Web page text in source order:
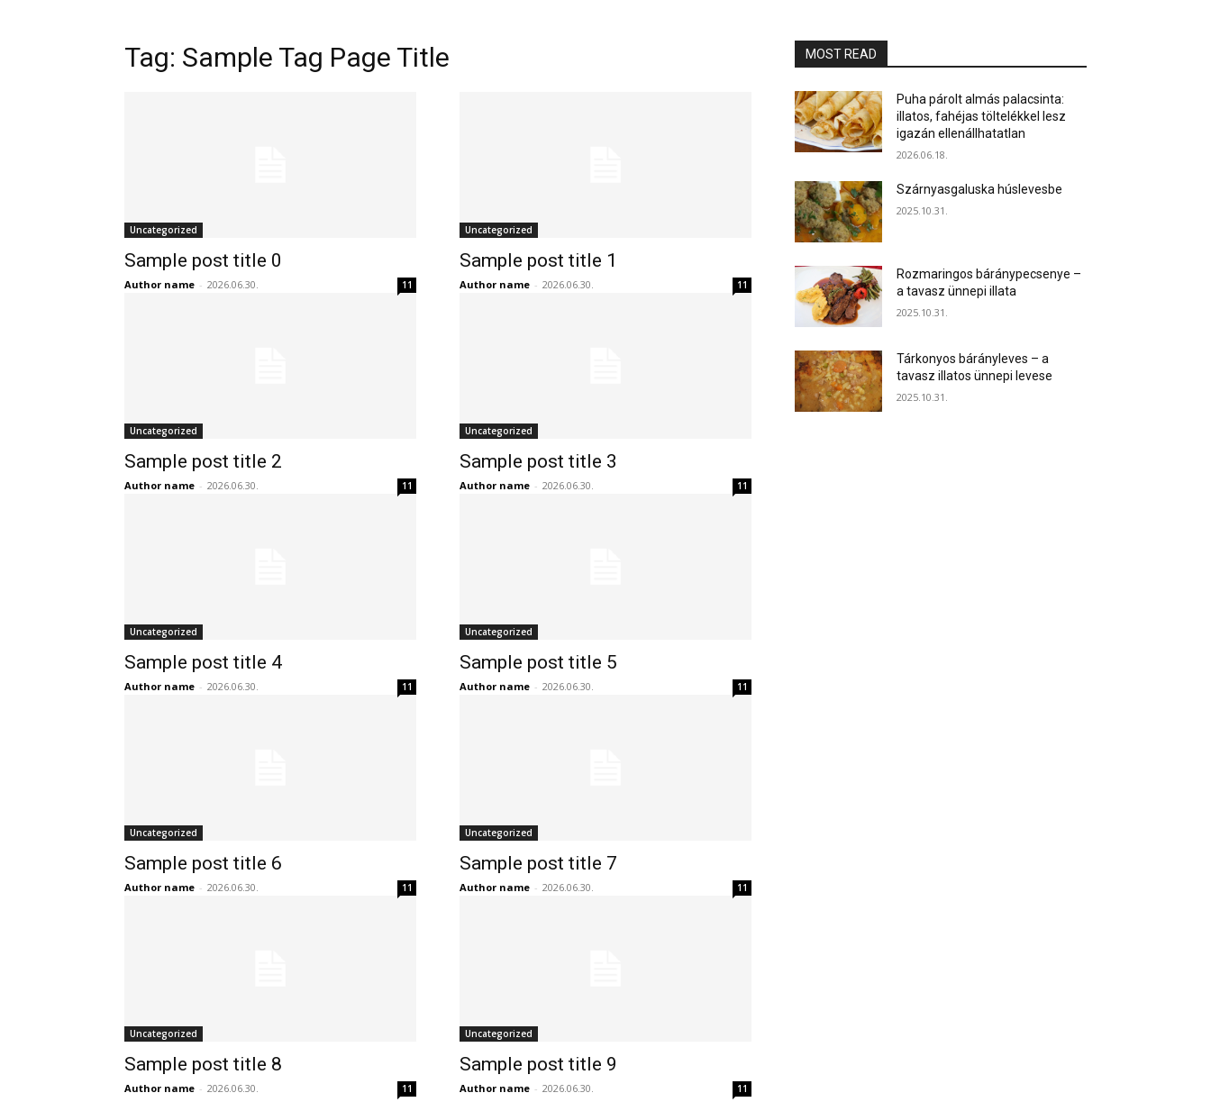
Tag: Sample Tag Page Title
Uncategorized
Sample post title 0
Author name - 2026.06.30. 11
Uncategorized
Sample post title 1
Author name - 2026.06.30. 11
Uncategorized
Sample post title 2
Author name - 2026.06.30. 11
Uncategorized
Sample post title 3
Author name - 2026.06.30. 11
Uncategorized
Sample post title 4
Author name - 2026.06.30. 11
Uncategorized
Sample post title 5
Author name - 2026.06.30. 11
Uncategorized
Sample post title 6
Author name - 2026.06.30. 11
Uncategorized
Sample post title 7
Author name - 2026.06.30. 11
Uncategorized
Sample post title 8
Author name - 2026.06.30. 11
Uncategorized
Sample post title 9
Author name - 2026.06.30. 11
MOST READ
Puha párolt almás palacsinta:
illatos, fahéjas töltelékkel lesz
igazán ellenállhatatlan
2026.06.18.
Szárnyasgaluska húslevesbe
2025.10.31.
Rozmaringos báránypecsenye –
a tavasz ünnepi illata
2025.10.31.
Tárkonyos bárányleves – a
tavasz illatos ünnepi levese
2025.10.31.